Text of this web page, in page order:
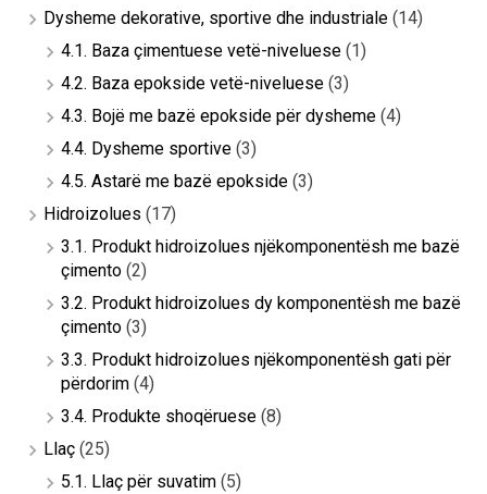
Dysheme dekorative, sportive dhe industriale (14)
4.1. Baza çimentuese vetë-niveluese (1)
4.2. Baza epokside vetë-niveluese (3)
4.3. Bojë me bazë epokside për dysheme (4)
4.4. Dysheme sportive (3)
4.5. Astarë me bazë epokside (3)
Hidroizolues (17)
3.1. Produkt hidroizolues njëkomponentësh me bazë
çimento (2)
3.2. Produkt hidroizolues dy komponentësh me bazë
çimento (3)
3.3. Produkt hidroizolues njëkomponentësh gati për
përdorim (4)
3.4. Produkte shoqëruese (8)
Llaç (25)
5.1. Llaç për suvatim (5)